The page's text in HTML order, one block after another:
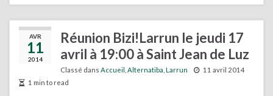
AVR
11
2014
Réunion Bizi!Larrun le jeudi 17
avril à 19:00 à Saint Jean de Luz
Classé dans Accueil Alternatiba Larrun
11 avril 2014
1 min to read